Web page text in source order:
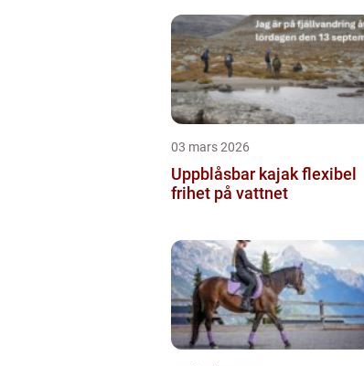
03 mars 2026
Uppblåsbar kajak flexibel
frihet på vattnet